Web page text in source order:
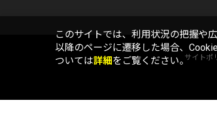
サイトポ
このサイトでは、利用状況の把握や
以降のページに遷移した場合、
ついては詳細をご覧ください。